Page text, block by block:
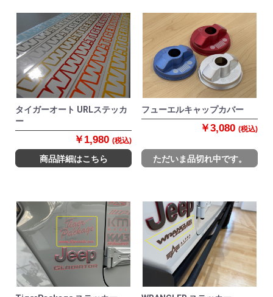
タイガーオート URLステッカ
ー
￥1,980 (税込)
商品詳細はこちら
フューエルキャップカバー
￥3,080 (税込)
ただいま品切れ中です。